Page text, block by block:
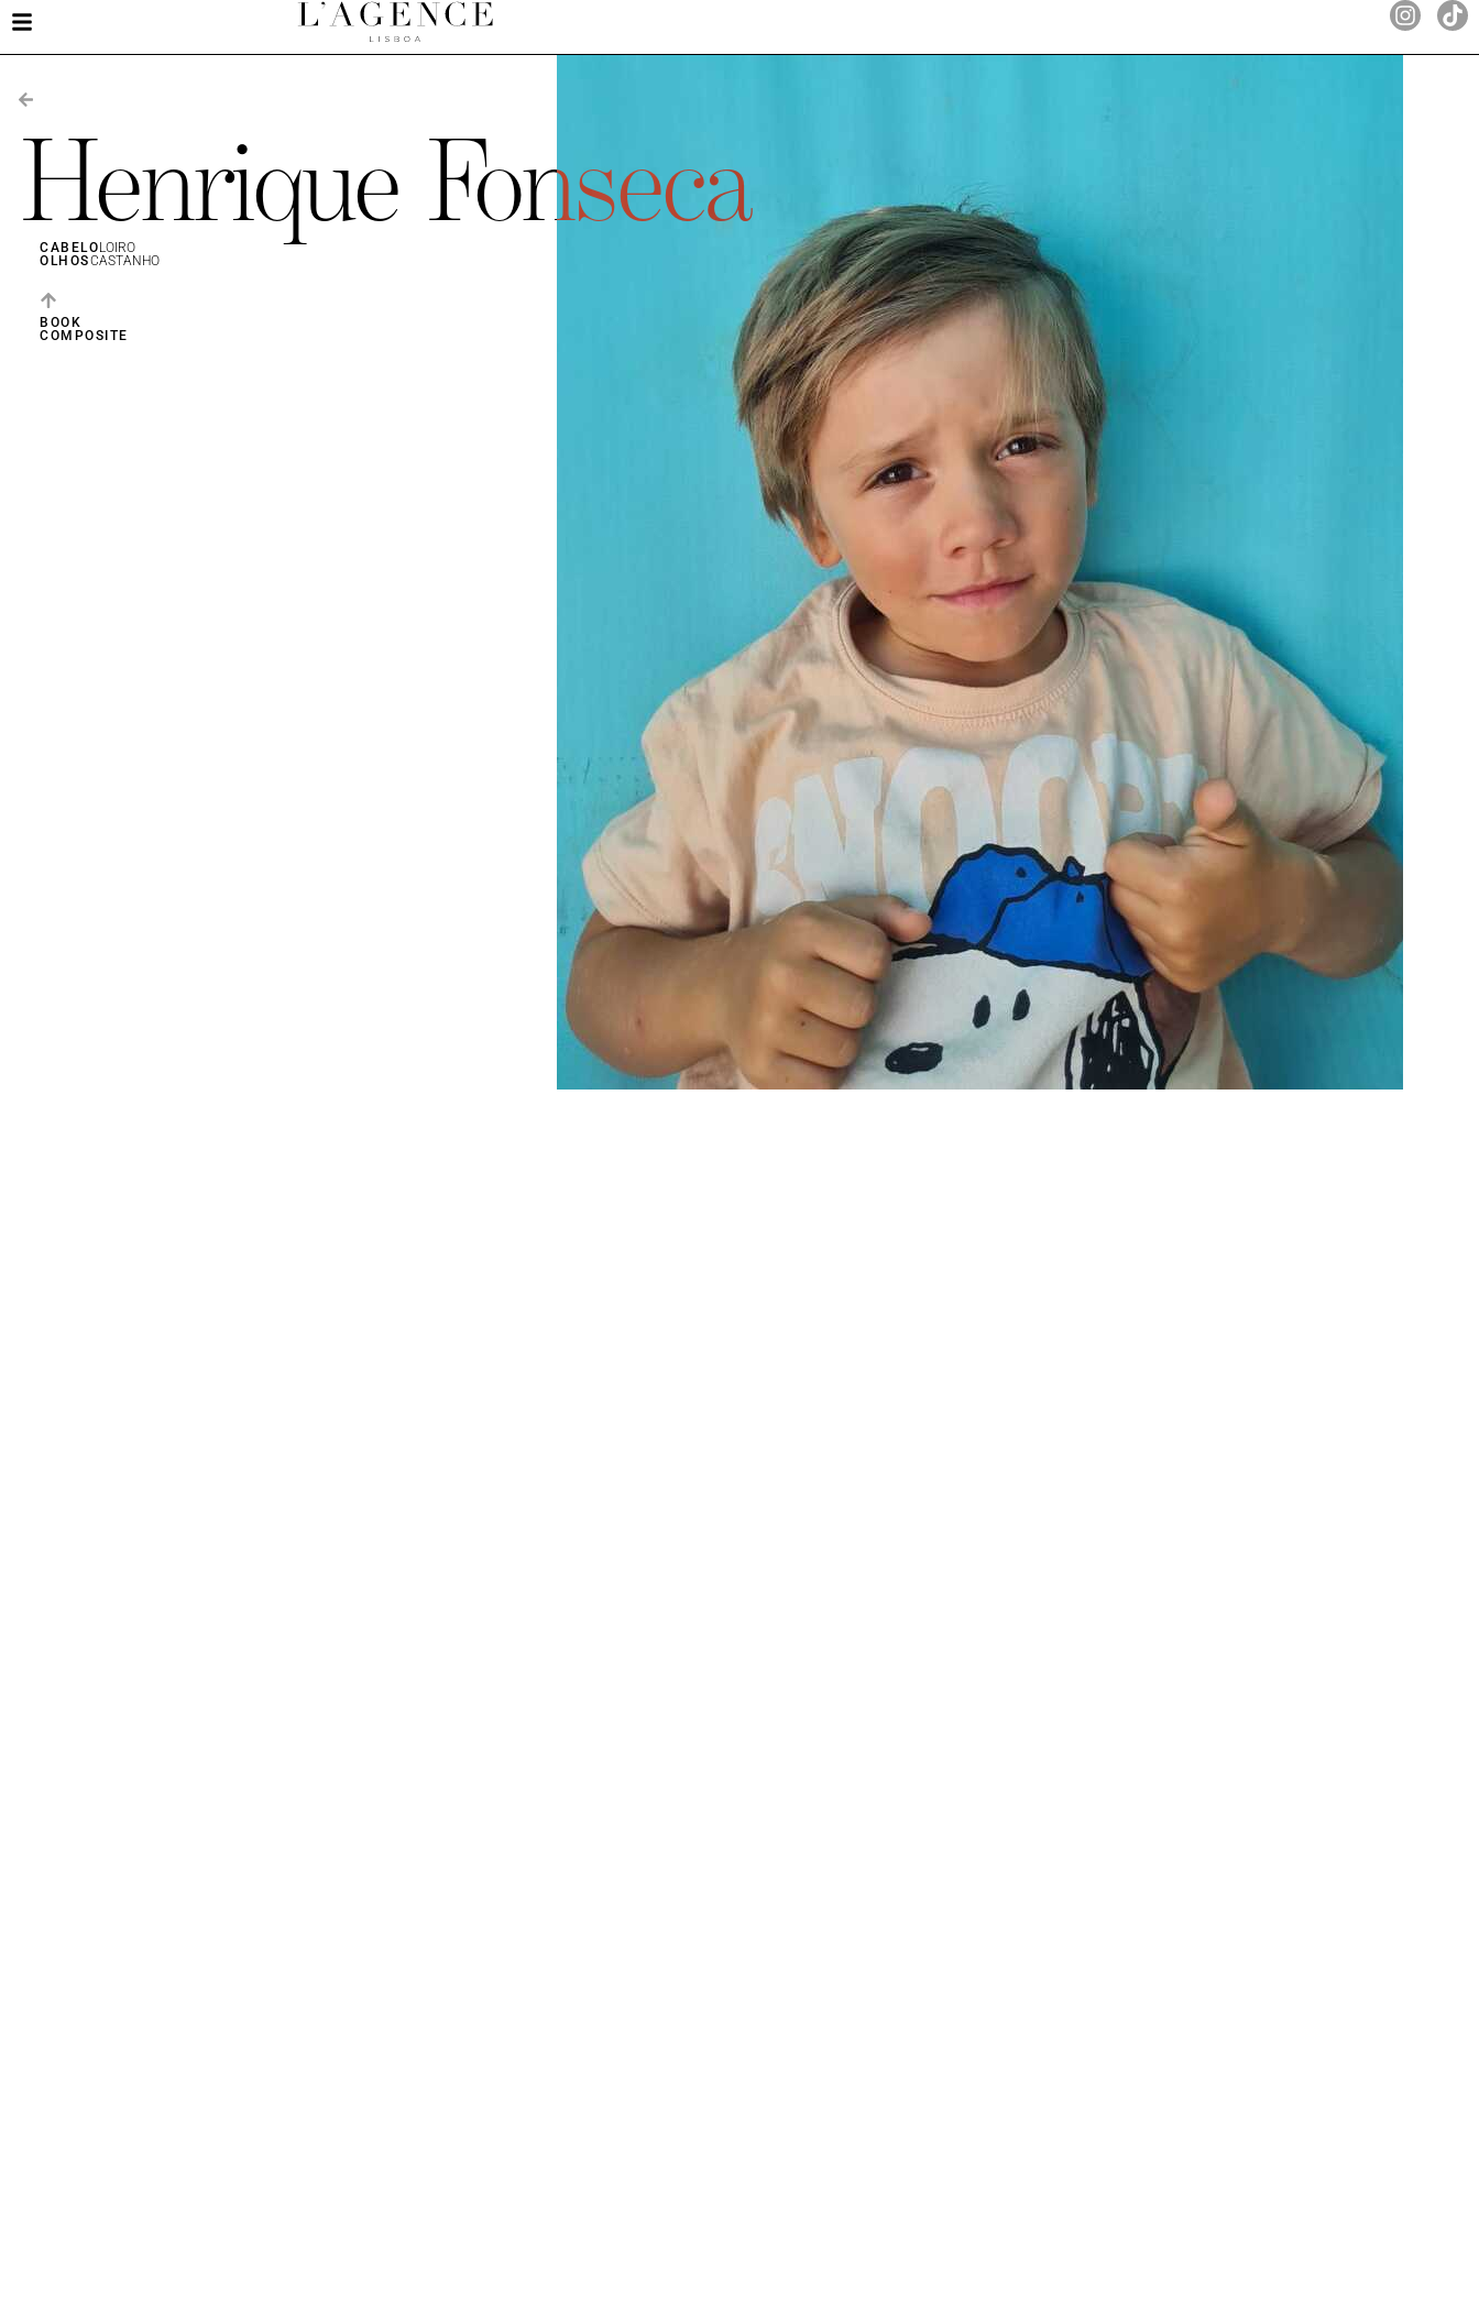
Henrique Fonseca
CABELOLOIRO
OLHOSCASTANHO
BOOK
COMPOSITE